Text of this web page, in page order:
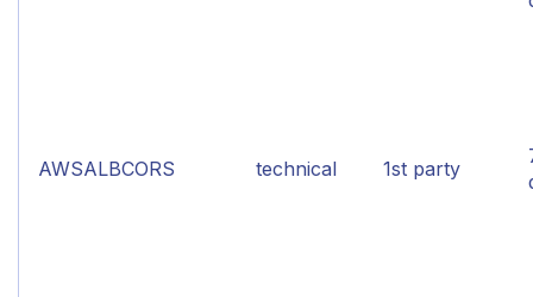
AWSALBCORS technical 1st party